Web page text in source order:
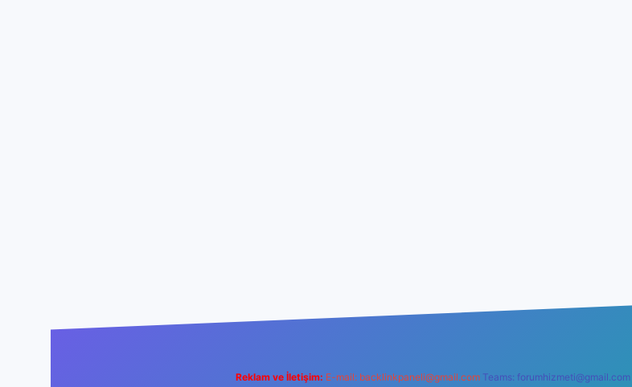
Reklam ve İletişim: E-mail: backlinkpaneli@gmail.com Teams: forumhizmeti@gmail.com